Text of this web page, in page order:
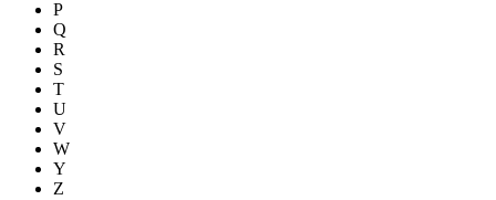
P
Q
R
S
T
U
V
W
Y
Z